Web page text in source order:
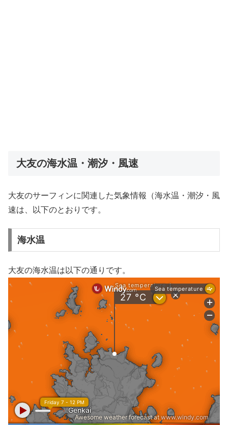
大友の海水温・潮汐・風速
大友のサーフィンに関連した気象情報（海水温・潮汐・風
速は、以下のとおりです。
海水温
大友の海水温は以下の通りです。